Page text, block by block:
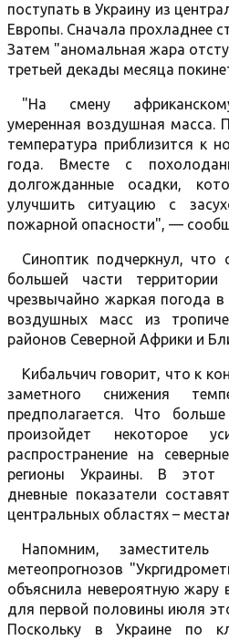
поступать в Украину из
Европы. Сначала прохладнее
Затем "аномальная жара
третьей декады месяца
"На смену
умеренная воздушная масса.
температура приблизится к
года. Вместе с
долгожданные осадки,
улучшить ситуацию с
пожарной опасности", —
Синоптик подчеркнул,
большей части территории
чрезвычайно жаркая погода в
воздушных масс из
районов Северной Африки и
Кибальчич говорит, что к
заметного снижения
предполагается. Что
произойдет некоторое
распространение на
регионы Украины. В этот
дневные показатели
центральных областях –
Напомним, заместитель
метеопрогнозов
объяснила невероятную жару
для первой половины июля
Поскольку в Украине по